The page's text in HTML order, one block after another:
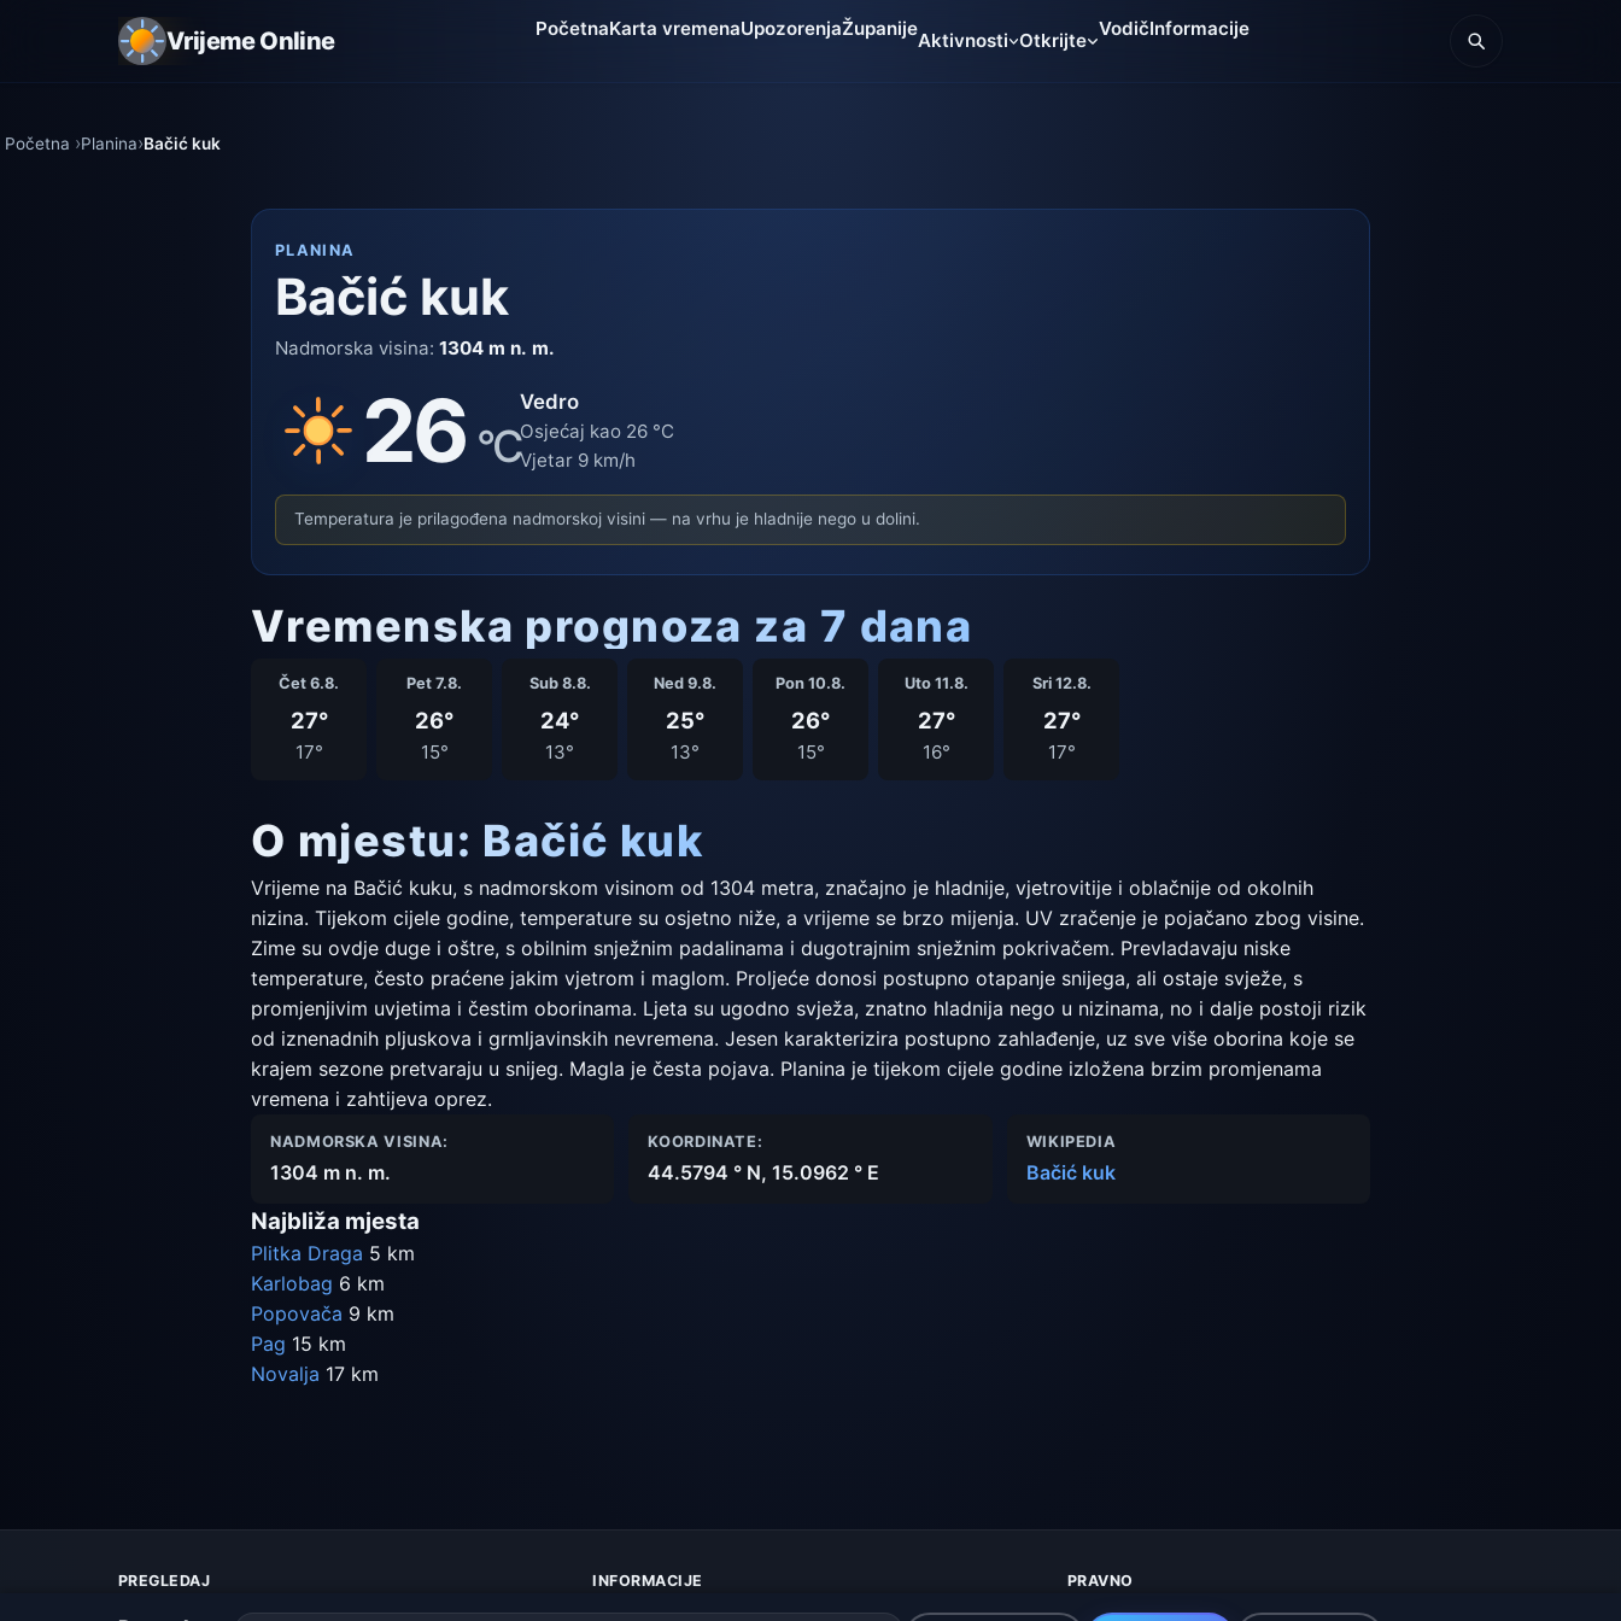
Vrijeme Online PočetnaKarta vremenaUpozorenjaŽupanije
Aktivnosti Otkrijte
VodičInformacije
Početna Planina Bačić kuk
PLANINA
Bačić kuk
Nadmorska visina:1304 m n. m.
26 °C
Vedro
Osjećaj kao 26 °C
Vjetar 9 km/h
Temperatura je prilagođena nadmorskoj visini — na vrhu je hladnije nego u dolini.
Vremenska prognoza za 7 dana
Čet 6.8.
27°
17°
Pet 7.8.
26°
15°
Sub 8.8.
24°
13°
Ned 9.8.
25°
13°
Pon 10.8.
26°
15°
Uto 11.8.
27°
16°
Sri 12.8.
27°
17°
O mjestu: Bačić kuk
Vrijeme na Bačić kuku, s nadmorskom visinom od 1304 metra, značajno je hladnije, vjetrovitije i oblačnije od okolnih
nizina. Tijekom cijele godine, temperature su osjetno niže, a vrijeme se brzo mijenja. UV zračenje je pojačano zbog visine.
Zime su ovdje duge i oštre, s obilnim snježnim padalinama i dugotrajnim snježnim pokrivačem. Prevladavaju niske
temperature, često praćene jakim vjetrom i maglom. Proljeće donosi postupno otapanje snijega, ali ostaje svježe, s
promjenjivim uvjetima i čestim oborinama. Ljeta su ugodno svježa, znatno hladnija nego u nizinama, no i dalje postoji rizik
od iznenadnih pljuskova i grmljavinskih nevremena. Jesen karakterizira postupno zahlađenje, uz sve više oborina koje se
krajem sezone pretvaraju u snijeg. Magla je česta pojava. Planina je tijekom cijele godine izložena brzim promjenama
vremena i zahtijeva oprez.
NADMORSKA VISINA:
1304 m n. m.
KOORDINATE:
44.5794 ° N, 15.0962 ° E
WIKIPEDIA
Bačić kuk
Najbliža mjesta
Plitka Draga 5 km
Karlobag 6 km
Popovača 9 km
Pag 15 km
Novalja 17 km
PREGLEDAJ INFORMACIJE
O nama
PRAVNO
Zaštita privatnosti